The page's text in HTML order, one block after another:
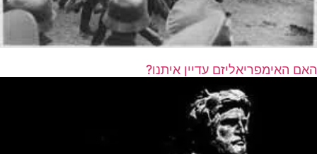
האם האימפריאליזם עדיין איתנו?